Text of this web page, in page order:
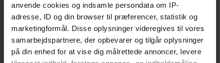
anvende cookies og indsamle persondata om IP-
adresse, ID og din browser til præferencer, statistik og
marketingformål. Disse oplysninger videregives til vores
samarbejdspartnere, der opbevarer og tilgår oplysninger
på din enhed for at vise dig målrettede annoncer, levere
reagere på de eventuelle skader, som hans
offentlige persona kunne medføre.
Under alle omstændigheder er alt, hvad vi kan
gøre på nuværende tidspunkt, at vente og se.